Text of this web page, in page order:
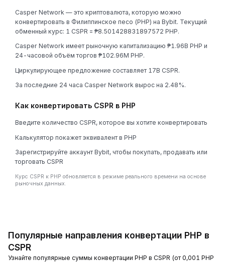
Casper Network — это криптовалюта, которую можно
конвертировать в Филиппинское песо (PHP) на Bybit. Текущий
обменный курс: 1 CSPR = ₱8.501428831897572 PHP.
Casper Network имеет рыночную капитализацию ₱1.96B PHP и
24-часовой объём торгов ₱102.96M PHP.
Циркулирующее предложение составляет 17B CSPR.
За последние 24 часа Casper Network вырос на 2.48%.
Как конвертировать CSPR в PHP
Введите количество CSPR, которое вы хотите конвертировать
Калькулятор покажет эквивалент в PHP
Зарегистрируйте аккаунт Bybit, чтобы покупать, продавать или
торговать CSPR
Курс CSPR к PHP обновляется в режиме реального времени на основе
рыночных данных.
Популярные направления конвертации PHP в
CSPR
Узнайте популярные суммы конвертации PHP в CSPR (от 0,001 PHP